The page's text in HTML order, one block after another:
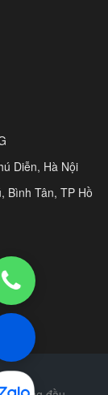
Diễn, Hà Nội
Bình Tân, TP Hồ